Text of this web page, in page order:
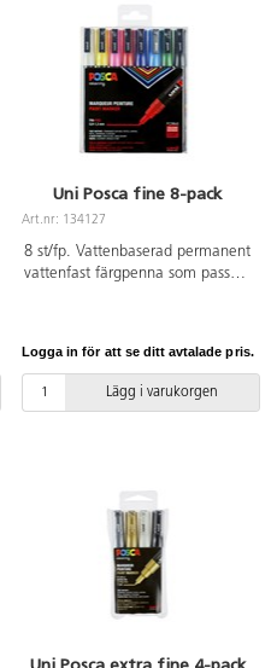
Uni Posca fine 8-pack
Art.nr: 134127
8 st/fp. Vattenbaserad permanent
vattenfast färgpenna som passar
ljusblå, grön och svart. Linjebredd
0,9-1,3 mm.
Logga in för att se ditt avtalade pris.
Lägg i varukorgen